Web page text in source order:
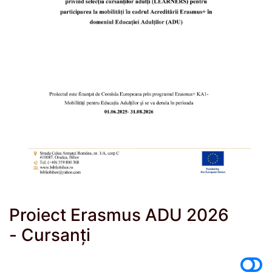
Proiect Erasmus ADU 2026
- Cursanți